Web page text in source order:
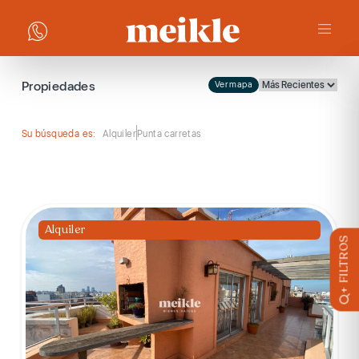
+ FILTROS
Propiedades Ver mapa
Su búsqueda es: AlquilerPunta carretas
Alquiler